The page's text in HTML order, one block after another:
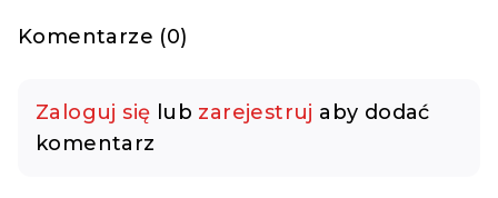
Komentarze (0)
Zaloguj się lub zarejestruj aby dodać
komentarz